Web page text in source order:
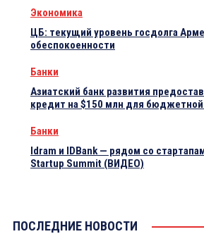
Экономика
ЦБ: текущий уровень госдолга
обеспокоенности
Банки
Азиатский банк развития
кредит на $150 млн для
Банки
Idram и IDBank — рядом со
Startup Summit (ВИДЕО)
ПОСЛЕДНИЕ НОВОСТИ